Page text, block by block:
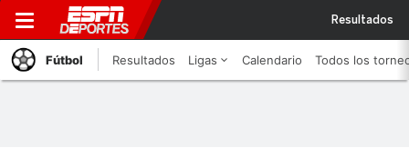
Resultados
Fútbol Resultados Ligas Calendario Todos los